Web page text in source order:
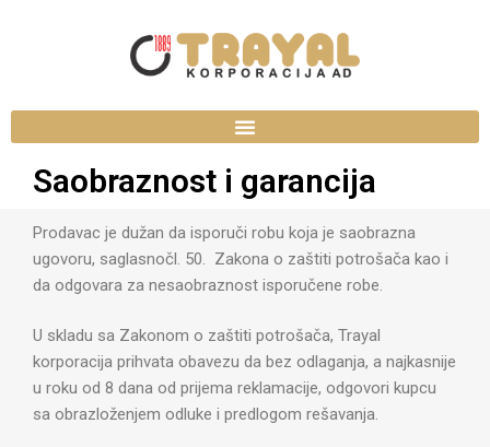
Saobraznost i garancija
Prodavac je dužan da isporuči robu koja je saobrazna
ugovoru, saglasnočl. 50. Zakona o zaštiti potrošača kao i
da odgovara za nesaobraznost isporučene robe.
U skladu sa Zakonom o zaštiti potrošača, Trayal
korporacija prihvata obavezu da bez odlaganja, a najkasnije
u roku od 8 dana od prijema reklamacije, odgovori kupcu
sa obrazloženjem odluke i predlogom rešavanja.